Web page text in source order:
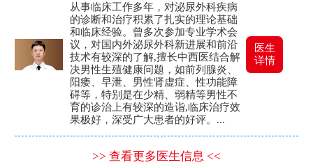
从事临床工作多年，对泌尿外科疾病
的诊断和治疗积累了扎实的理论基础
和临床经验。曾多次参加专业学术会
议，对国内外泌尿外科新进展和前沿
技术有较深的了解,擅长中西医结合解
决男性生殖健康问题，如前列腺炎、
阳痿、早泄、男性肾虚症、性功能障
碍等，特别是在少精、弱精等男性不
育的诊治上有较深的造诣,临床治疗效
果极好，深受广大患者的好评。...
医生
详情
>> 查看更多医生信息 <<